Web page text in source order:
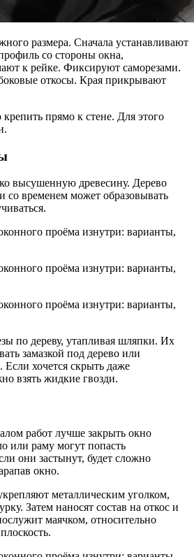
размера. Сначала устанавливают
со стороны окна,
к рейке. Фиксируют саморезами.
откосы. Края прикрывают
прямо к стене. Для этого
высушенную древесину. Дерево
со временем может образовывать
по дереву, утапливая шляпки. Их
замазкой под дерево или
хочется скрыть даже
взять жидкие гвозди.
работ лучше закрыть окно
или раму могут попасть
они застынут, будет сложно
окно.
металлическим уголком,
Затем наносят состав на откос и
маячком, относительно